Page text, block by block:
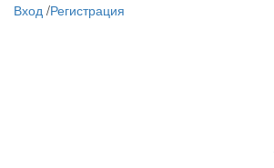
Вход /Регистрация